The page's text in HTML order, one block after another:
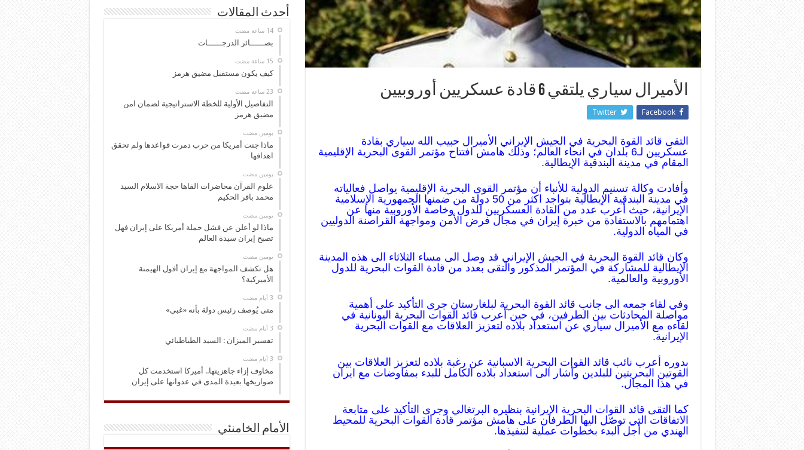
الأميرال سياري يلتقي 6 قادة عسكريين أوروبيين
Facebook
Twitter
التقى قائد القوة البحرية في الجيش الإيراني الأميرال حبيب الله سياري بقادة
عسكريين لـ6 بلدان في انحاء العالم؛ وذلك هامش افتتاح مؤتمر القوى البحرية الإقليمية
المقام في مدينة البندقية الإيطالية.
وأفادت وكالة تسنيم الدولية للأنباء أن مؤتمر القوى البحرية الإقليمية يواصل فعالياته
في مدينة البندقية الإيطالية بتواجد اكثر من 50 دولة من ضمنها الجمهورية الإسلامية
الإيرانية، حيث أعرب عدد من القادة العسكريين للدول وخاصة الأوروبية منها عن
اهتمامهم بالاستفادة من خبرة إيران في مجال فرض الأمن ومواجهة القراصنة الدوليين
في المياه الدولية.
وكان قائد القوة البحرية في الجيش الإيراني قد وصل الى مساء الثلاثاء الى هذه المدينة
الإيطالية للمشاركة في المؤتمر المذكور والتقى بعدد من قادة القوات البحرية للدول
الأوروبية والعالمية.
وفي لقاء جمعه الى جانب قائد القوة البحرية لبلغارستان جرى التأكيد على أهمية
مواصلة المحادثات بين الطرفين، في حين أعرب قائد القوات البحرية اليونانية في
لقاءه مع الأميرال سياري عن استعداد بلاده لتعزيز العلاقات مع القوات البحرية
الإيرانية.
بدوره أعرب نائب قائد القوات البحرية الاسبانية عن رغبة بلاده لتعزيز العلاقات بين
القوتين البحريتين للبلدين وأشار الى استعداد بلاده الكامل للبدء بمفاوضات مع ايران
في هذا المجال.
كما التقى قائد القوات البحرية الإيرانية بنظيره البرتغالي وجرى التأكيد على متابعة
الاتفاقات التي توصّل اليها الطرفان على هامش مؤتمر قادة القوات البحرية للمحيط
الهندي من أجل البدء بخطوات عملية لتنفيذها.
أحدث المقالات
‏14 ساعة مضت
بصــــــائر الدرجــــــات
كيف يكون مستقبل مضيق هرمز
التفاصيل الأولية للخطة الاستراتيجية لضمان امن
مضيق هرمز
‏يومين مضت
ماذا جنت أمريكا من حرب دمرت قواعدها ولم تحقق
اهدافها
‏يومين مضت
علوم القرآن محاضرات القاها حجة الاسلام السيد
محمد باقر الحكيم
‏يومين مضت
ماذا لو أعلن عن فشل حملة أمريكا على إيران فهل
تصبح إيران سيدة العالم
‏يومين مضت
هل تكشف المواجهة مع إيران أفول الهيمنة
الأميركية؟
متى يُوصف رئيس دولة بأنه «غبي»
تفسير الميزان : السيد الطباطبائي
مخاوف إزاء جاهزيتها.. أميركا استخدمت كل
صواريخها بعيدة المدى في عدوانها على إيران
الأمام الخامنئي